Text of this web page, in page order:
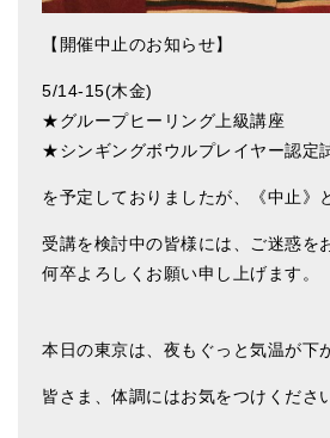
【開催中止のお知らせ】
5/14-15(木金)
★グループヒーリング上級講座
★シンギングボウルプレイヤー認定
を予定しておりましたが、 《中止》
受講を検討中の皆様には、ご迷惑を
何卒よろしくお願い申し上げます。
本日の東京は、夜もぐっと気温が下
皆さま、体調にはお気をつけくださ